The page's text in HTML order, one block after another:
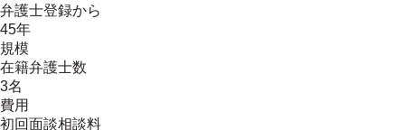
弁護士登録から
45年
規模
在籍弁護士数
3名
費用
初回面談相談料